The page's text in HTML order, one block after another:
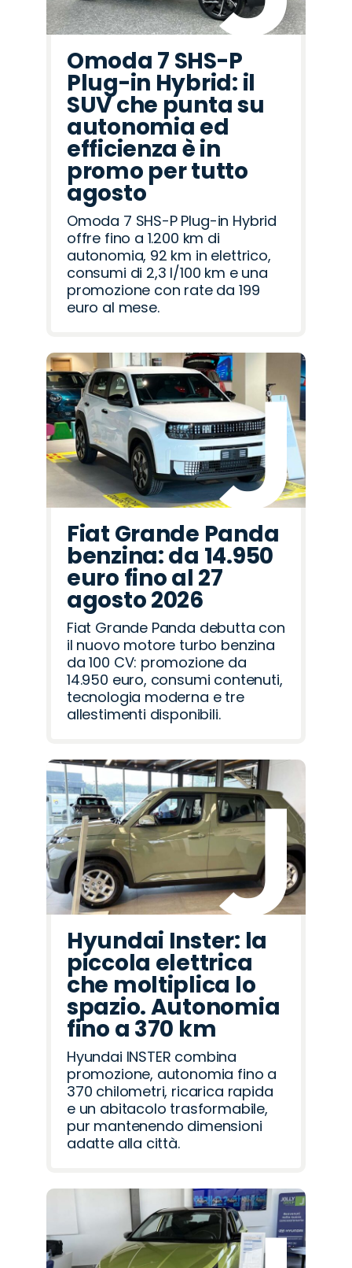
Omoda 7 SHS-P
Plug-in Hybrid: il
SUV che punta su
autonomia ed
efficienza è in
promo per tutto
agosto
Omoda 7 SHS-P Plug-in Hybrid
offre fino a 1.200 km di
autonomia, 92 km in elettrico,
consumi di 2,3 l/100 km e una
promozione con rate da 199
euro al mese.
Fiat Grande Panda
benzina: da 14.950
euro fino al 27
agosto 2026
Fiat Grande Panda debutta con
il nuovo motore turbo benzina
da 100 CV: promozione da
14.950 euro, consumi contenuti,
tecnologia moderna e tre
allestimenti disponibili.
Hyundai Inster: la
piccola elettrica
che moltiplica lo
spazio. Autonomia
fino a 370 km
Hyundai INSTER combina
promozione, autonomia fino a
370 chilometri, ricarica rapida
e un abitacolo trasformabile,
pur mantenendo dimensioni
adatte alla città.